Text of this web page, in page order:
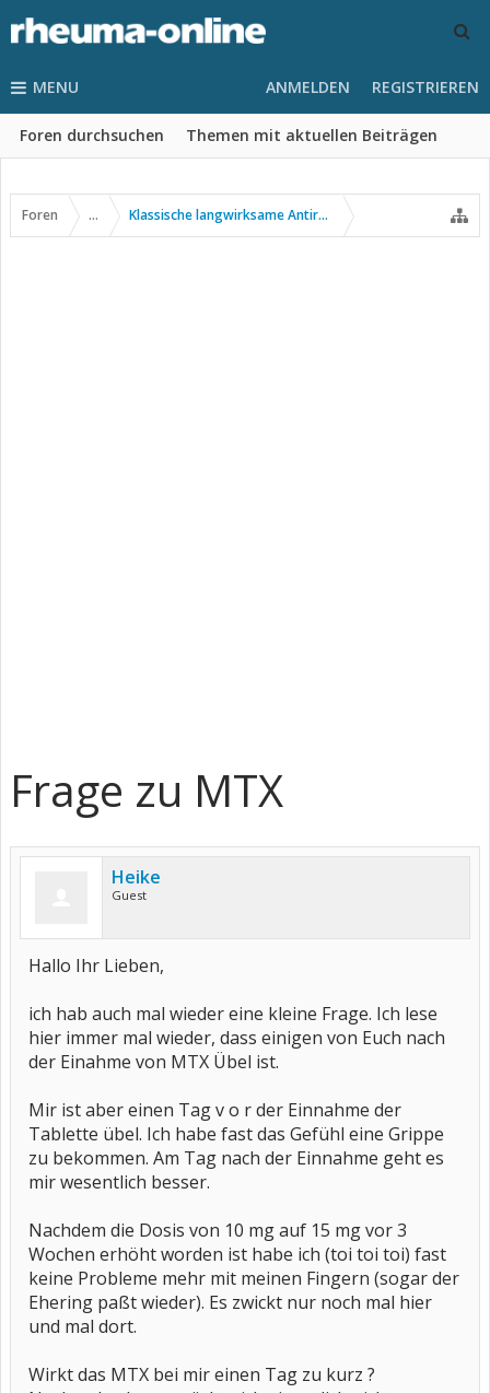
MENU
Foren durchsuchen Themen mit aktuellen Beiträgen
ANMELDEN REGISTRIEREN
Foren ... Klassische langwirksame Antirheumatika
Frage zu MTX
Heike
Guest
Hallo Ihr Lieben,
ich hab auch mal wieder eine kleine Frage. Ich lese
hier immer mal wieder, dass einigen von Euch nach
der Einahme von MTX Übel ist.
Mir ist aber einen Tag v o r der Einnahme der
Tablette übel. Ich habe fast das Gefühl eine Grippe
zu bekommen. Am Tag nach der Einnahme geht es
mir wesentlich besser.
Nachdem die Dosis von 10 mg auf 15 mg vor 3
Wochen erhöht worden ist habe ich (toi toi toi) fast
keine Probleme mehr mit meinen Fingern (sogar der
Ehering paßt wieder). Es zwickt nur noch mal hier
und mal dort.
Wirkt das MTX bei mir einen Tag zu kurz ?